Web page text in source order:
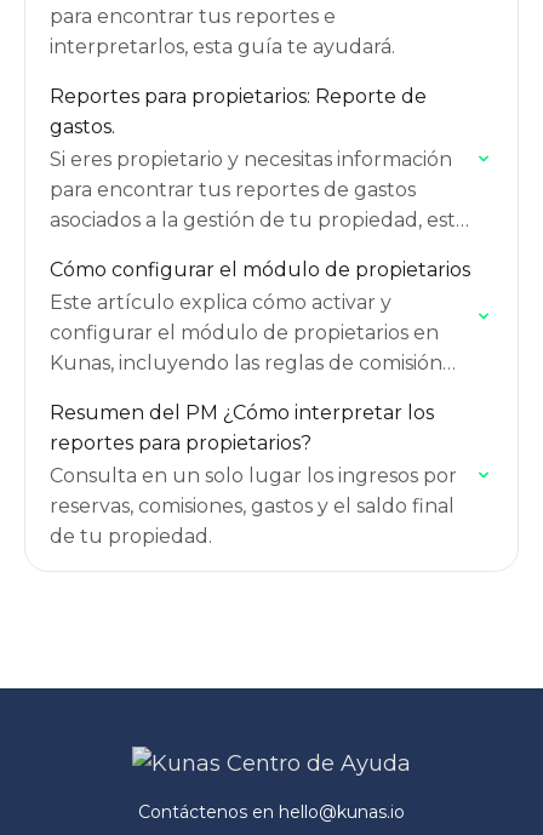
para encontrar tus reportes e
interpretarlos, esta guía te ayudará.
Reportes para propietarios: Reporte de
gastos.
Si eres propietario y necesitas información
para encontrar tus reportes de gastos
asociados a la gestión de tu propiedad, esta
Cómo configurar el módulo de propietarios
Este artículo explica cómo activar y
configurar el módulo de propietarios en
Kunas, incluyendo las reglas de comisión
servicios extras que afectan el estado…
Resumen del PM ¿Cómo interpretar los
reportes para propietarios?
Consulta en un solo lugar los ingresos por
reservas, comisiones, gastos y el saldo final
de tu propiedad.
Contáctenos en hello@kunas.io